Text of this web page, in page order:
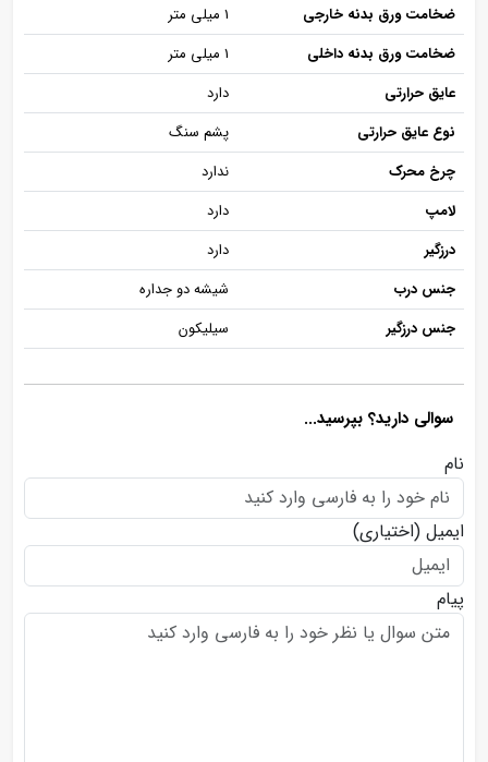
ضخامت ورق بدنه خارجی
1 میلی متر
ضخامت ورق بدنه داخلی
1 میلی متر
عایق حرارتی
دارد
نوع عایق حرارتی
پشم سنگ
چرخ محرک
ندارد
لامپ
دارد
درزگیر
دارد
جنس درب
شیشه دو جداره
جنس درزگیر
سیلیکون
سوالی دارید؟ بپرسید...
نام
ایمیل (اختیاری)
پیام